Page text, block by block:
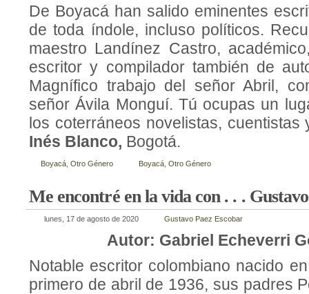
De Boyacá han salido eminentes
de toda índole, incluso políticos.
maestro Landínez Castro,
escritor y compilador también de
Magnífico trabajo del señor Abril,
señor Ávila Monguí. Tú ocupas un
los coterráneos novelistas, cuentistas
Inés Blanco, Bogotá.
Boyacá Otro Género Boyacá Otro Género
Me encontré en la vida con . . .
lunes, 17 de agosto de 2020 Gustavo Paez Escobar
Autor: Gabriel Echeverri
Notable escritor colombiano nacido
primero de abril de 1936, sus padres